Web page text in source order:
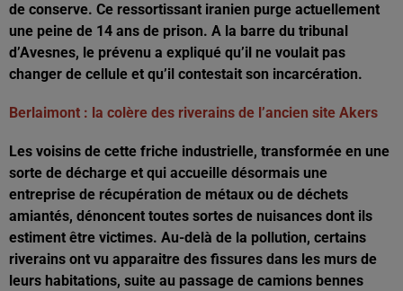
de conserve. Ce ressortissant iranien purge actuellement
une peine de 14 ans de prison. A la barre du tribunal
d’Avesnes, le prévenu a expliqué qu’il ne voulait pas
changer de cellule et qu’il contestait son incarcération.
Berlaimont : la colère des riverains de l’ancien site Akers
Les voisins de cette friche industrielle, transformée en une
sorte de décharge et qui accueille désormais une
entreprise de récupération de métaux ou de déchets
amiantés, dénoncent toutes sortes de nuisances dont ils
estiment être victimes. Au-delà de la pollution, certains
riverains ont vu apparaitre des fissures dans les murs de
leurs habitations, suite au passage de camions bennes